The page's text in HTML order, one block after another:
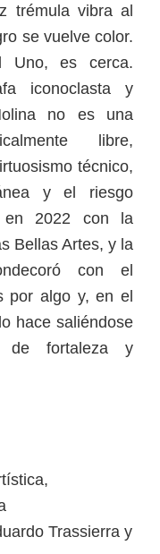
trémula vibra al
se vuelve color.
Uno, es cerca.
iconoclasta y
no es una
libre,
técnico,
y el riesgo
en 2022 con la
Bellas Artes, y la
con el
por algo y, en el
hace saliéndose
fortaleza y
Trassierra y